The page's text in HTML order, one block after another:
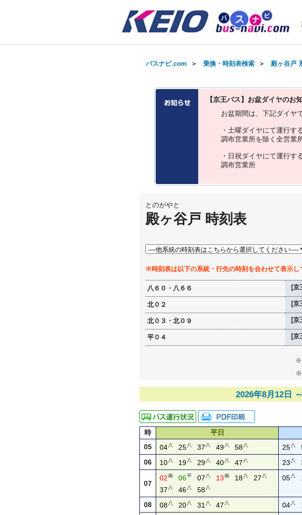
バスナビ.com ＞ 乗換・時刻表検索 ＞ 殿ヶ谷戸
【京王バス】お盆ダイヤのお
お盆期間は 下記ダイヤ
・ 土曜ダイヤにて運行す
調布営業所を除 く 全営業
・ 日祝ダイヤにて運行す
調布営業所
とのがやと
殿ヶ谷戸 時刻表
※時刻表は以下の系統・行先の時刻を合わせて表示し
八６０・八６６ [京
北０２ [京
北０３・北０９ [京
平０４ [京
※
※
2026年8月12日
時 平日
05
04 八 25 八 37 八 49 八 58 八 25 八
06 10 八 19 八 29 八 40 八 47 八 23 八
07
02南 06平 07 八 13南 18 八 27 八
37 八 46 八 58 八
05 八
08 08 八 20 八 31 八 47 八 04 八